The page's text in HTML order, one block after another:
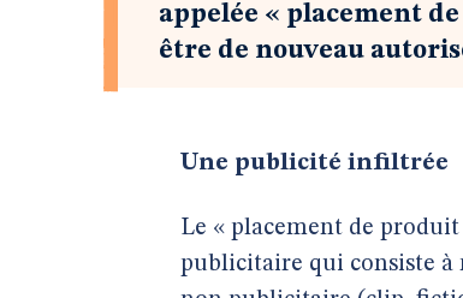
appelée « placement
être de nouveau
Une publicité infiltrée
Le « placement de produit
publicitaire qui consiste